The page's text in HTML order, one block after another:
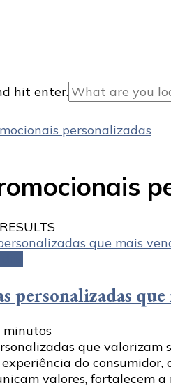
hit enter.
personalizadas
personalizadas
minutos
que
do
valores, fortalecem